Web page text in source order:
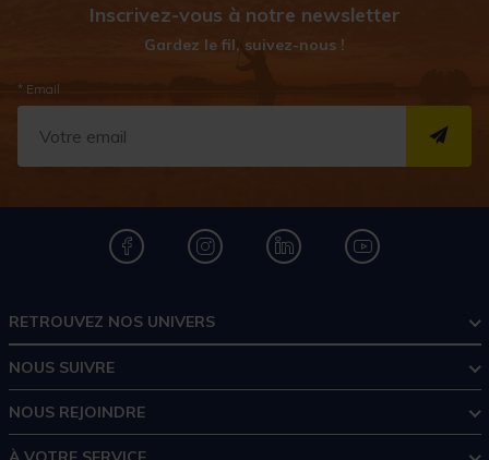
Inscrivez-vous à notre newsletter
Gardez le fil, suivez-nous !
* Email
RETROUVEZ NOS UNIVERS
NOUS SUIVRE
NOUS REJOINDRE